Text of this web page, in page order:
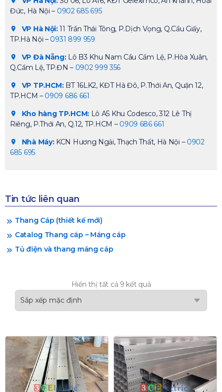
Đức, Hà Nội – 0902 685 695
VP Hà Nội:11 Trần Thái Tông, P.Dịch Vọng, Q.Cầu Giấy,
TP.Hà Nội – 0931 899 959
VP Đà Nẵng:Lô B3 Khu Nam Cầu Cẩm Lệ, P.Hòa Xuân,
Q.Cẩm Lệ, TP.ĐN – 0902 999 356
VP TP.HCM:BT 16LK2, KĐT Hà Đô, P.Thới An, Quận 12,
TP.HCM – 0909 686 661
Kho hàng TP.HCM:Lô A5 Khu Codesco, 312 Lê Thị
Riêng, P.Thới An, Q.12, TP.HCM – 0909 686 661
Nhà Máy:KCN Hương Ngải, Thạch Thất, Hà Nội – 0902
685 695
Tin tức liên quan
Thang Cáp (thiết kế mới)
Catalog Thang cáp – Máng cáp
Tủ điện và thang máng cáp
Hiển thị tất cả 9 kết quả